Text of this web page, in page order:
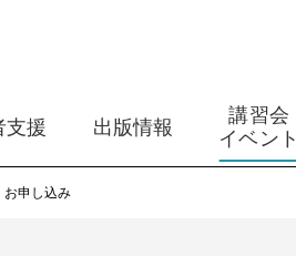
支援 出版情報
講習会
イベント
お申し込み